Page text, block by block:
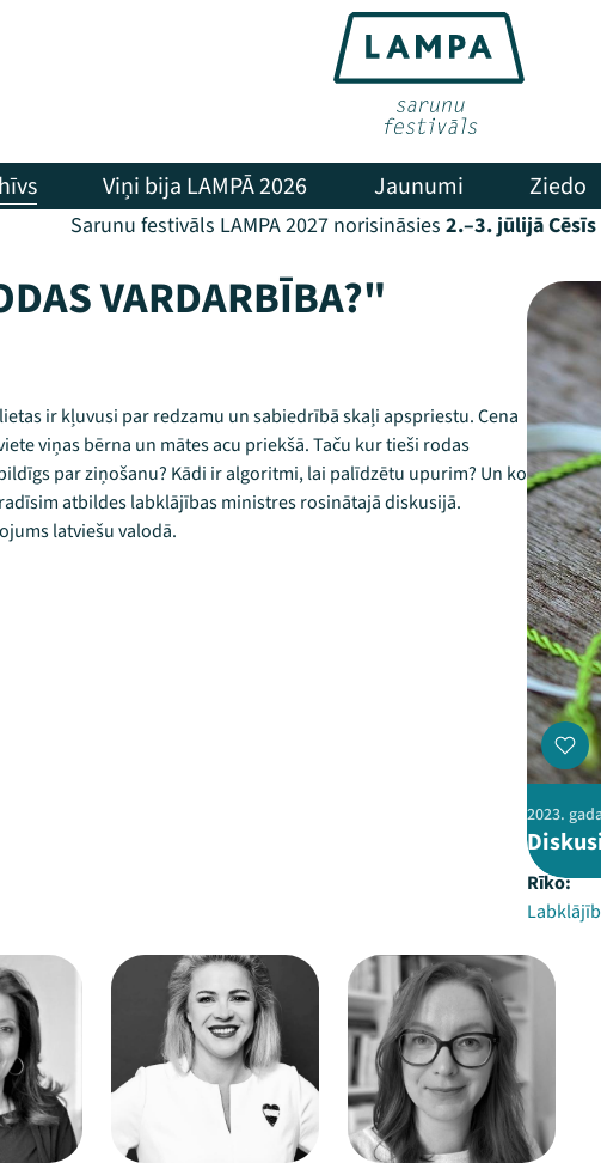
Viņi bija LAMPĀ 2026 Jaunumi Ziedo
Sarunu festivāls LAMPA 2027 norisināsies 2.–3. jūlijā Cēsīs
VARDARBĪBA?"
ir kļuvusi par redzamu un sabiedrībā skaļi apspriestu. Cena
viņas bērna un mātes acu priekšā. Taču kur tieši rodas
par ziņošanu? Kādi ir algoritmi, lai palīdzētu upurim? Un ko
atbildes labklājības ministres rosinātajā diskusijā.
latviešu valodā.
2023.
Rīko: